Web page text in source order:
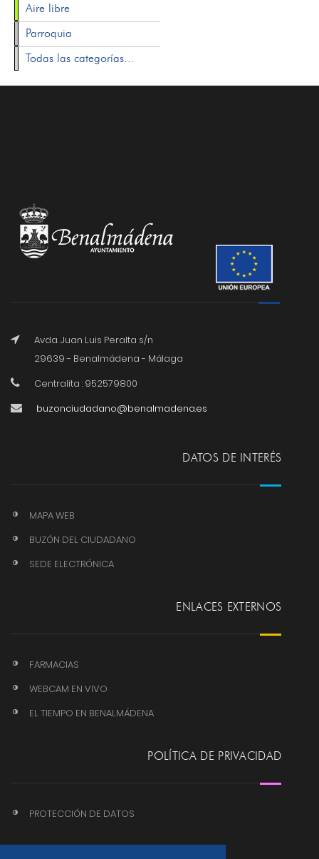
Aire libre
Parroquia
Todas las categorías...
Avda. Juan Luis Peralta s/n
29639 - Benalmádena - Málaga
Centralita : 952579800
buzonciudadano@benalmadena.es
DATOS DE INTERÉS
MAPA WEB
BUZÓN DEL CIUDADANO
SEDE ELECTRÓNICA
ENLACES EXTERNOS
FARMACIAS
WEBCAM EN VIVO
EL TIEMPO EN BENALMÁDENA
POLÍTICA DE PRIVACIDAD
PROTECCIÓN DE DATOS